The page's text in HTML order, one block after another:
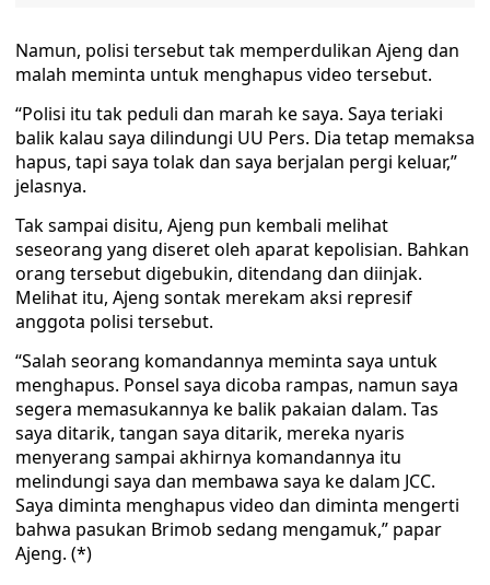
Namun, polisi tersebut tak memperdulikan Ajeng dan
malah meminta untuk menghapus video tersebut.
“Polisi itu tak peduli dan marah ke saya. Saya teriaki
balik kalau saya dilindungi UU Pers. Dia tetap memaksa
hapus, tapi saya tolak dan saya berjalan pergi keluar,”
jelasnya.
Tak sampai disitu, Ajeng pun kembali melihat
seseorang yang diseret oleh aparat kepolisian. Bahkan
orang tersebut digebukin, ditendang dan diinjak.
Melihat itu, Ajeng sontak merekam aksi represif
anggota polisi tersebut.
“Salah seorang komandannya meminta saya untuk
menghapus. Ponsel saya dicoba rampas, namun saya
segera memasukannya ke balik pakaian dalam. Tas
saya ditarik, tangan saya ditarik, mereka nyaris
menyerang sampai akhirnya komandannya itu
melindungi saya dan membawa saya ke dalam JCC.
Saya diminta menghapus video dan diminta mengerti
bahwa pasukan Brimob sedang mengamuk,” papar
Ajeng. (*)